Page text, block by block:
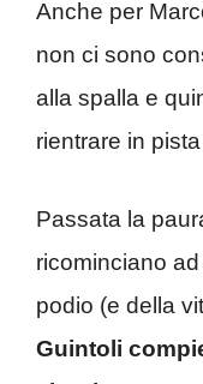
Anche per
non ci sono
alla spalla e
rientrare in
Passata la
ricominciano
podio (e della
Guintoli